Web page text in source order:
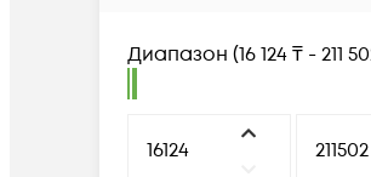
Диапазон (16 124 ₸ - 211